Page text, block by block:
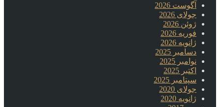
آگوست 2026
جولای 2026
ژوئن 2026
فوریه 2026
ژانویه 2026
دسامبر 2025
نوامبر 2025
اکتبر 2025
سپتامبر 2025
جولای 2020
ژانویه 2020